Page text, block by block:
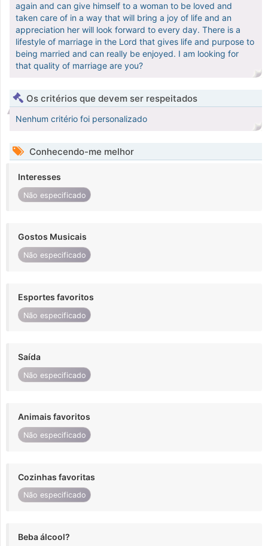
again and can give himself to a woman to be loved and
taken care of in a way that will bring a joy of life and an
appreciation her will look forward to every day. There is a
lifestyle of marriage in the Lord that gives life and purpose to
being married and can really be enjoyed. I am looking for
that quality of marriage are you?
Os critérios que devem ser respeitados
Nenhum critério foi personalizado
Conhecendo-me melhor
Interesses
Não especificado
Gostos Musicais
Não especificado
Esportes favoritos
Não especificado
Saída
Não especificado
Animais favoritos
Não especificado
Cozinhas favoritas
Não especificado
Beba álcool?